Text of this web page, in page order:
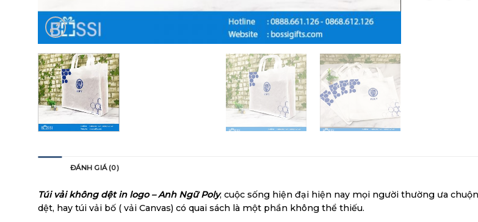
ĐÁNH GIÁ (0)
Túi vải không dệt in logo – Anh Ngữ Poly, cuộc sống hiện đại hiện nay mọi người thường ưa
dệt, hay túi vải bố ( vải Canvas) có quai sách là một phần không thể thiếu.